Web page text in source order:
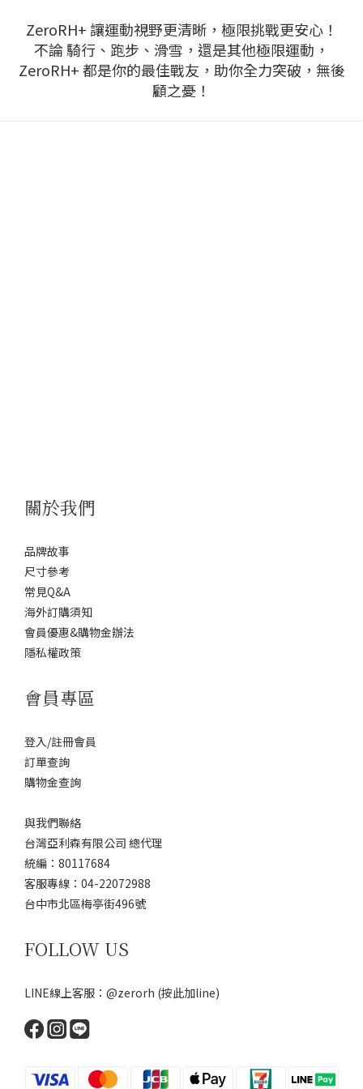
ZeroRH+ 讓運動視野更清晰，極限挑戰更安心！
不論 騎行、跑步、滑雪，還是其他極限運動，
ZeroRH+ 都是你的最佳戰友，助你全力突破，無後
顧之憂！
關於我們
品牌故事
尺寸參考
常見Q&A
海外訂購須知
會員優惠&購物金辦法
隱私權政策
會員專區
登入/註冊會員
訂單查詢
購物金查詢
與我們聯絡
台灣亞利森有限公司 總代理
統編：80117684
客服專線：04-22072988
台中市北區梅亭街496號
FOLLOW US
LINE線上客服：@zerorh (按此加line)